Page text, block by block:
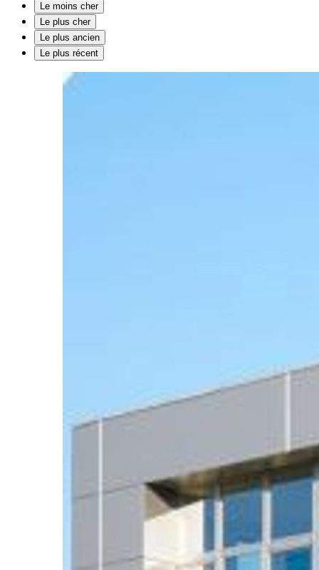
Le moins cher
Le plus cher
Le plus ancien
Le plus récent